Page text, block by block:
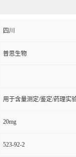
四川
普思生物
用于含量测定/鉴定/药理实
20mg
523-92-2